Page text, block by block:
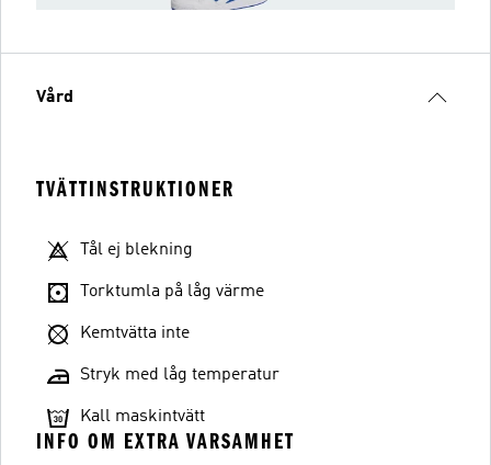
Vård
TVÄTTINSTRUKTIONER
Tål ej blekning
Torktumla på låg värme
Kemtvätta inte
Stryk med låg temperatur
Kall maskintvätt
INFO OM EXTRA VARSAMHET